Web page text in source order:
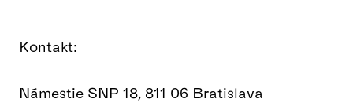
Kontakt:
Námestie SNP 18, 811 06 Bratislava